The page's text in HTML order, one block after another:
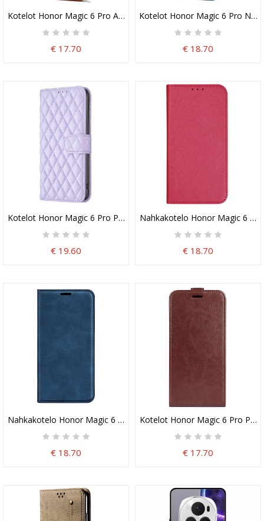
Kotelot Honor Magic 6 Pro Azns
€ 17.70
Kotelot Honor Magic 6 Pro Niitti
€ 18.70
Kotelot Honor Magic 6 Pro Puhelinkuoret Tikattu Binfen Väri
€ 19.60
Nahkakotelo Honor Magic 6
€ 18.70
Nahkakotelo Honor Magic 6 Pro Klassinen
€ 18.70
Kotelot Honor Magic 6 Pro
€ 17.70